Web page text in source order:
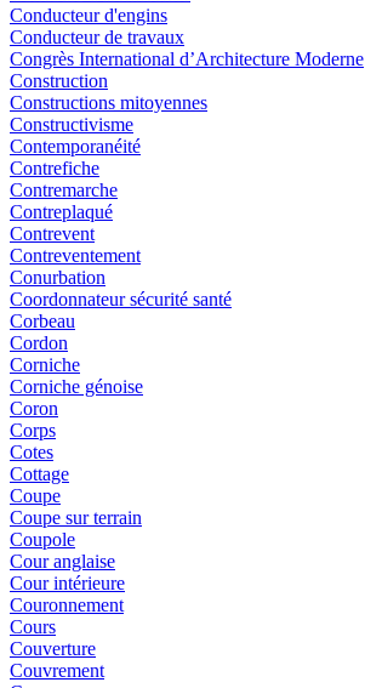
Conducteur d'engins
Conducteur de travaux
Congrès International d’Architecture Moderne
Construction
Constructions mitoyennes
Constructivisme
Contemporanéité
Contrefiche
Contremarche
Contreplaqué
Contrevent
Contreventement
Conurbation
Coordonnateur sécurité santé
Corbeau
Cordon
Corniche
Corniche génoise
Coron
Corps
Cotes
Cottage
Coupe
Coupe sur terrain
Coupole
Cour anglaise
Cour intérieure
Couronnement
Cours
Couverture
Couvrement